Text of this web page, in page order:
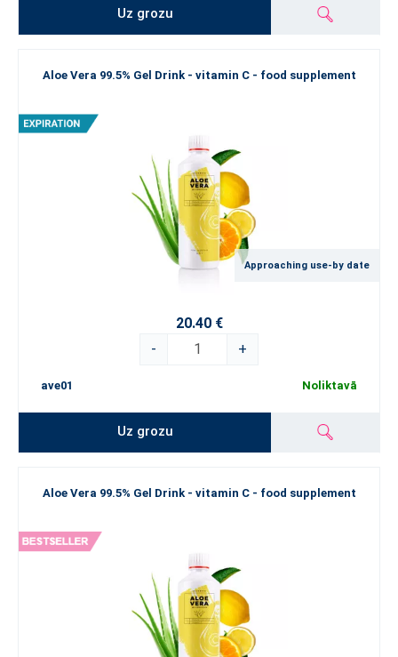
Uz grozu
Aloe Vera 99.5% Gel Drink - vitamin C - food supplement
Approaching use-by date
20.40 €
-
+
ave01 Noliktavā
Uz grozu
Aloe Vera 99.5% Gel Drink - vitamin C - food supplement